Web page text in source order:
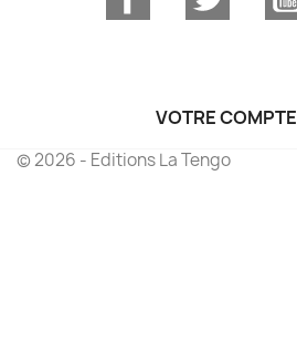
VOTRE COMPTE
© 2026 - Editions La Tengo